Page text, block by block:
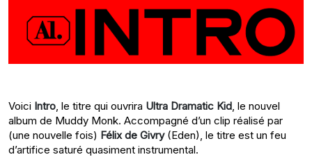
Voici Intro, le titre qui ouvrira Ultra Dramatic Kid, le nouvel
album de Muddy Monk. Accompagné d’un clip réalisé par
(une nouvelle fois) Félix de Givry(Eden), le titre est un feu
d’artifice saturé quasiment instrumental.